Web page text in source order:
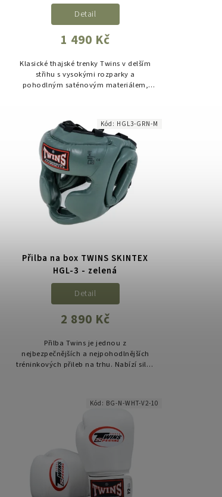
1 490 Kč
Detail
Klasické thajské trenky Twins v delším
střihu s vysokými rozparky a
pohodlným saténovým materiálem,
Přilba na box TWINS SKINTEX
HGL-3 - zelená
2 890 Kč
Detail
Přilba Twins je jednou z
nejbezpečnějších a nejpohodlnějších
tréninkových přileb na trhu. Nabízí silné
Kód: HGL3-GRN-M
Kód: BG-N-WHT-V2-10